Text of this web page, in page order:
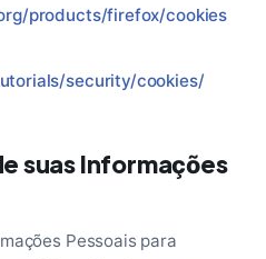
products/firefox/cookies
security/cookies/
suas Informações
Pessoais para